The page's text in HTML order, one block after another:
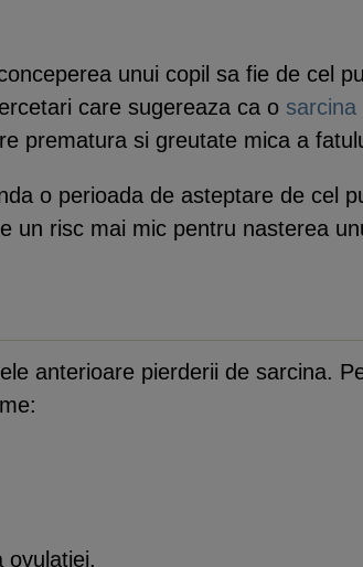
unui copil sa fie de cel
care sugereaza ca o sarcina
prematura si greutate mica a
o perioada de asteptare de cel
un risc mai mic pentru nasterea
anterioare pierderii de sarcina.
ovulatiei.